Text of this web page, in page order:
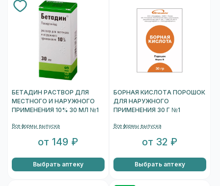
БЕТАДИН РАСТВОР ДЛЯ
МЕСТНОГО И НАРУЖНОГО
ПРИМЕНЕНИЯ 10% 30 МЛ №1
Все формы выпуска
от 149 ₽
Выбрать аптеку
БОРНАЯ КИСЛОТА ПОРОШОК
ДЛЯ НАРУЖНОГО
ПРИМЕНЕНИЯ 30 Г №1
Все формы выпуска
от 32 ₽
Выбрать аптеку